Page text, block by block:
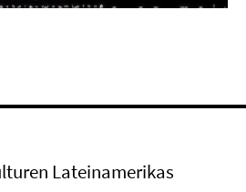
Lateinamerikas